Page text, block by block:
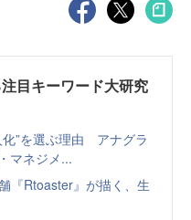
目キーワード大研究
化”を選ぶ理由 アナグラ
マネジメ...
『Rtoaster』が描く、生